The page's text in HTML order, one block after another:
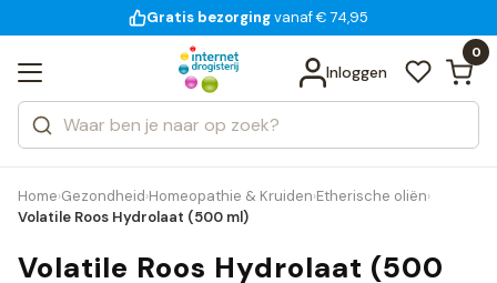
voor 18:00 uur besteld
Gratis bezorgingvanaf € 74,95
14 dagen bedenktijd
Inloggen
0
Zoeken
Categorieën
Merken
Bekijk alle resultaten
Home›Gezondheid›Homeopathie & Kruiden›Etherische oliën›
Volatile Roos Hydrolaat (500 ml)
Volatile Roos Hydrolaat (500